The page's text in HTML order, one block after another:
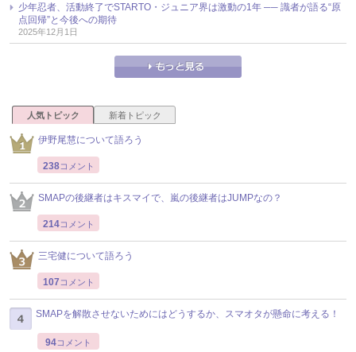
少年忍者、活動終了でSTARTO・ジュニア界は激動の1年 ── 識者が語る“原
点回帰”と今後への期待
2025年12月1日
人気トピック 新着トピック
伊野尾慧について語ろう
238コメント
SMAPの後継者はキスマイで、嵐の後継者はJUMPなの？
214コメント
三宅健について語ろう
107 コメント
SMAPを解散させないためにはどうするか、スマオタが懸命に考える！
94コメント